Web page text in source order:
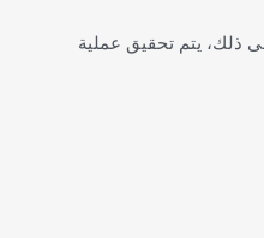
ذلك، يتم تحقيق عملية